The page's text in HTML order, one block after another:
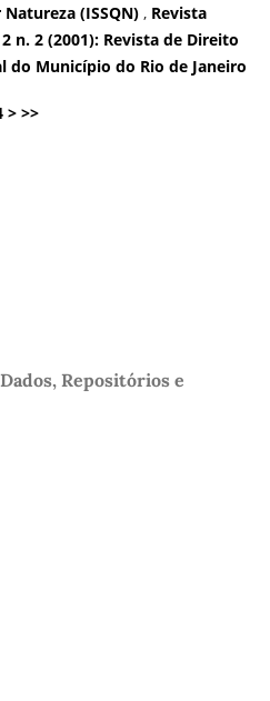
(ISSQN) , Revista
n. 2 (2001): Revista de Direito
do Município do Rio de Janeiro
> >>
Repositórios e